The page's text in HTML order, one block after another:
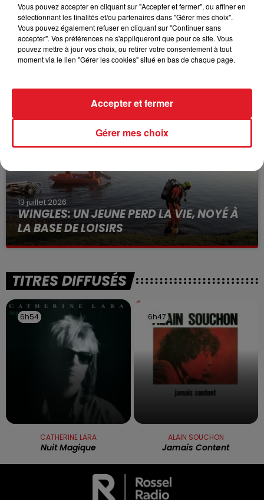
15 juillet 2026
BÉTHUNE: ENQUÊTE POUR HOMICIDE
à des prostituées
13 juillet 2026
WINGLES: UN JEUNE PERD LA VIE, NOYÉ À
LA BASE DE LOISIRS
La victime a coulé à pic
TITRES DIFFUSÉS
6h54
6h54
CATHERINE LARA
Nuit Magique
6h47
6h47
ALAIN SOUCHON
Jamais Content
Vous pouvez accepter en cliquant sur "Accepter et fermer", ou affiner en
sélectionnant les finalités et/ou partenaires dans "Gérer mes choix".
Vous pouvez également refuser en cliquant sur "Continuer sans
accepter". Vos préférences ne s'appliqueront que pour ce site. Vous
pouvez mettre à jour vos choix, ou retirer votre consentement à tout
moment via le lien "Gérer les cookies" situé en bas de chaque page.
Gérer mes choix
Accepter et fermer